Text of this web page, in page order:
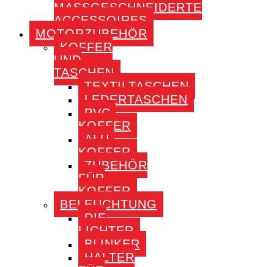
MASSGESCHNEIDERTE A
CCESSOIRES
MOTORZUBEHÖR
KOFFER
UND
TASCHEN
TEXTILTASCHEN
LEDERTASCHEN
PVC-
KOFFER
ALU-
KOFFER
ZUBEHÖR
FÜR
KOFFER
BELEUCHTUNG
DIE
LICHTER
BLINKER
HALTER